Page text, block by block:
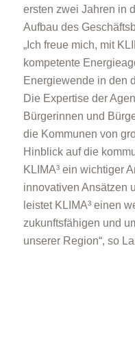
ersten zwei Jahren in
Aufbau des
„Ich freue mich, mit
kompetente
Energiewende in den
Die Expertise der
Bürgerinnen und
die Kommunen von
Hinblick auf die
KLIMA³ ein wichtiger
innovativen Ansätzen
leistet KLIMA³ einen
zukunftsfähigen und
unserer Region“, so